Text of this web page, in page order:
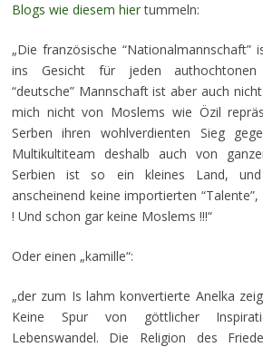
Blogs wie diesem hiertummeln:
„Die französische “Nationalmannschaft”
ins Gesicht für jeden authochtonen
“deutsche” Mannschaft ist aber auch
mich nicht von Moslems wie Özil
Serben ihren wohlverdienten Sieg
Multikultiteam deshalb auch von
Serbien ist so ein kleines Land,
anscheinend keine importierten
! Und schon gar keine Moslems !!!“
Oder einen „kamille“:
„der zum Is lahm konvertierte Anelka
Keine Spur von göttlicher
Lebenswandel. Die Religion des